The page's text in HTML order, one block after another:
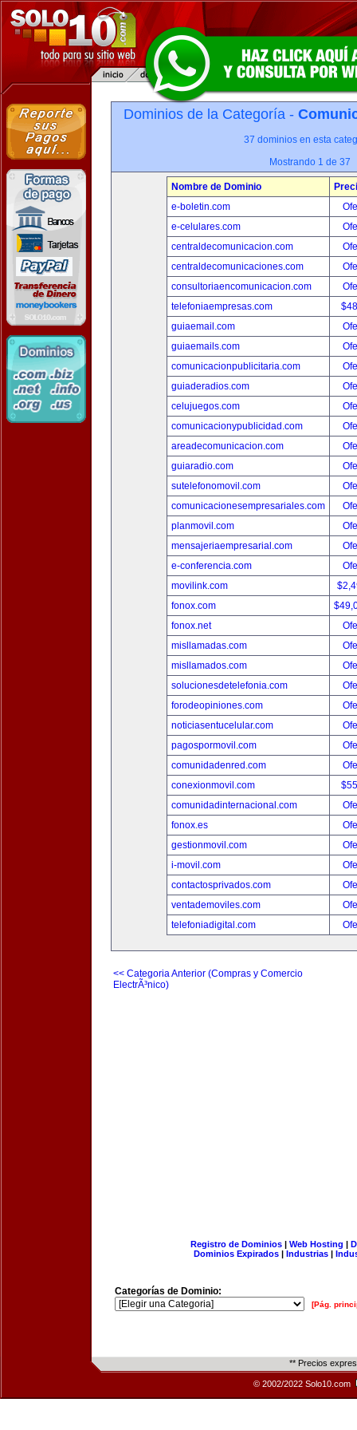
Dominios de la Categoría -
37 dominios en esta
Mostrando 1 de 37
Nombre de Dominio
e-boletin.com
e-celulares.com
centraldecomunicacion.com
centraldecomunicaciones.com
consultoriaencomunicacion.com
telefoniaempresas.com
guiaemail.com
guiaemails.com
comunicacionpublicitaria.com
guiaderadios.com
celujuegos.com
comunicacionypublicidad.com
areadecomunicacion.com
guiaradio.com
sutelefonomovil.com
comunicacionesempresariales.com
planmovil.com
mensajeriaempresarial.com
e-conferencia.com
movilink.com
fonox.com
fonox.net
misllamadas.com
misllamados.com
solucionesdetelefonia.com
forodeopiniones.com
noticiasentucelular.com
pagospormovil.com
comunidadenred.com
conexionmovil.com
comunidadinternacional.com
fonox.es
gestionmovil.com
i-movil.com
contactosprivados.com
ventademoviles.com
telefoniadigital.com
<< Categoria Anterior (Compras y Comercio
ElectrÃ³nico)
Registro de Dominios| Web Hosting |
Dominios Expirados | Industrias |
Categorías de Dominio:
[Pág.
** Precios
© 2002/2022 Solo10.com